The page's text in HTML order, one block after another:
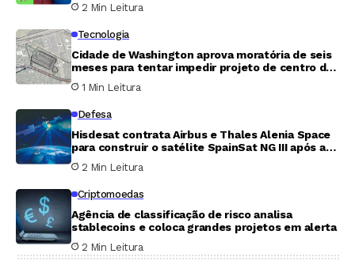
2 Min Leitura
Tecnologia
Cidade de Washington aprova moratória de seis
meses para tentar impedir projeto de centro de
dados de 20 megawatts
1 Min Leitura
Defesa
Hisdesat contrata Airbus e Thales Alenia Space
para construir o satélite SpainSat NG III após a
perda do NG II
2 Min Leitura
Criptomoedas
Agência de classificação de risco analisa
stablecoins e coloca grandes projetos em alerta
2 Min Leitura